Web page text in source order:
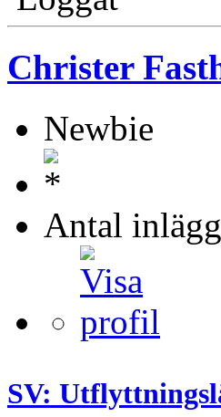
Christer
Newbie
Antal
SV: